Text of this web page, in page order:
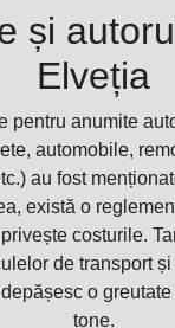
și
Elveția
pentru anumite
automobile,
au fost
există o
costurile.
de transport
o
tone.